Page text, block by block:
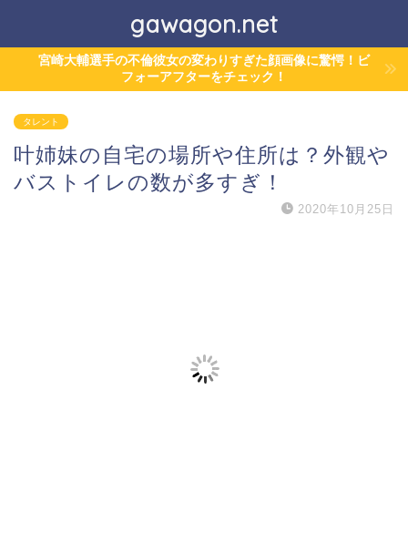
gawagon.net
宮崎大輔選手の不倫彼女の変わりすぎた顔画像に驚愕！ビ
フォーアフターをチェック！
タレント
叶姉妹の自宅の場所や住所は？外観や
バストイレの数が多すぎ！
2020年10月25日